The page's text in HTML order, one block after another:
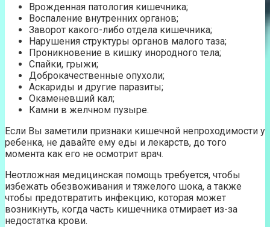
Врожденная патология кишечника;
Воспаление внутренних органов;
Заворот какого-либо отдела кишечника;
Нарушения структуры органов малого таза;
Проникновение в кишку инородного тела;
Спайки, грыжи;
Доброкачественные опухоли;
Аскариды и другие паразиты;
Окаменевший кал;
Камни в желчном пузыре.
Если Вы заметили признаки кишечной непроходимости у
ребенка, не давайте ему еды и лекарств, до того
момента как его не осмотрит врач.
Неотложная медицинская помощь требуется, чтобы
избежать обезвоживания и тяжелого шока, а также
чтобы предотвратить инфекцию, которая может
возникнуть, когда часть кишечника отмирает из-за
недостатка крови.